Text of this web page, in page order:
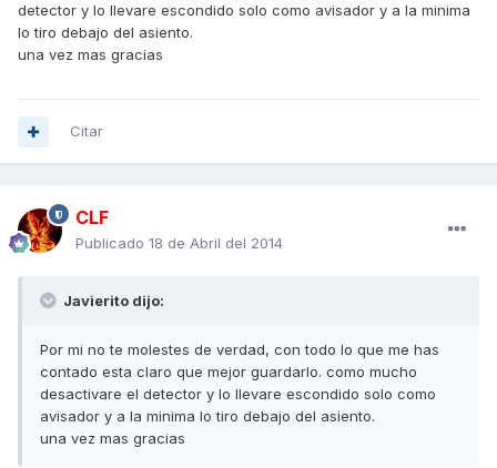
detector y lo llevare escondido solo como avisador y a la minima
lo tiro debajo del asiento.
una vez mas gracias
Citar
CLF
Publicado 18 de Abril del 2014
Javierito dijo:
Por mi no te molestes de verdad, con todo lo que me has
contado esta claro que mejor guardarlo. como mucho
desactivare el detector y lo llevare escondido solo como
avisador y a la minima lo tiro debajo del asiento.
una vez mas gracias